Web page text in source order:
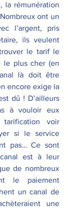
la rémunération
ont un
l’argent, pris
ils veulent
le tarif le
le plus cher (en
là doit être
encore exige la
dû ! D’ailleurs
à vouloir eux
voir
si le service
pas… Ce sont
est à leur
de nombreux
le paiement
un canal de
une